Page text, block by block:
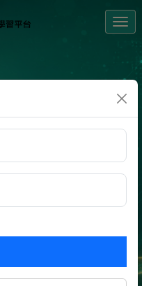
Silicon Valley Heights:
Digital Gold of the Internet